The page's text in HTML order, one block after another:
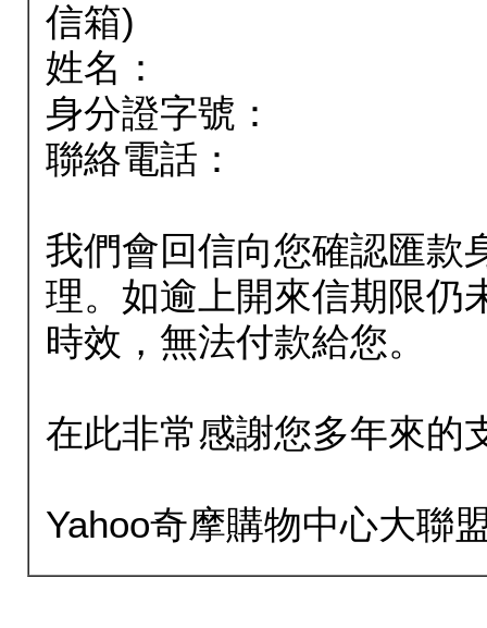
信箱)
姓名：
身分證字號：
聯絡電話：
我們會回信向您確認匯款
理。如逾上開來信期限仍
時效，無法付款給您。
在此非常感謝您多年來的
Yahoo奇摩購物中心大